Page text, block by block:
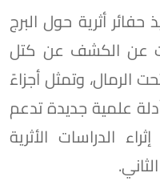
أثرية حول البرج
عن الكشف عن كتل
وتمثل أجزاءً
علمية جديدة تدعم
الدراسات الأثرية